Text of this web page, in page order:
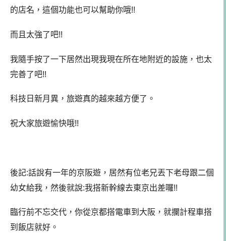
的店名，這個功能也可以幫助你哦!!
而且太強了吧!!
我隨手按了一下居然出現我現在所在地附近的設施，也太
完善了吧!!
科技日新月異，旅遊真的越來越方便了。
祝大家旅遊愉快哦!!
後記:話說有一年的京阪遊，居然有位老兄丟下老母跟二個
幼女給我，然後就說:我搭新幹線去東京出差囉!!
臨行前不忘交代，你從京都搭電車到大阪，就攔計程車搭
到飯店就好。